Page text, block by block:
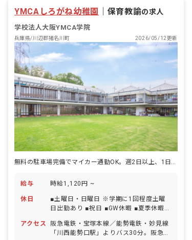
YMCAしろがね幼稚園 保育教諭の求人
学校法人大阪YMCA学院
兵庫県/川辺郡猪名川町 2026/05/12更新
給与 時給1,120円 ~
休日
■土曜日・日曜日 ※学期に1回程度土曜
日出勤あり ■祝日 ■GW休暇 ■夏季休暇
1/3） ■有給休暇（法定通り加入） ■慶
弔休暇 ■産前産後・育児休暇 ■特別休暇
アクセス
阪急電鉄・宝塚本線／能勢電鉄・妙見線
「川西能勢口駅」よりバス30分。阪急バ